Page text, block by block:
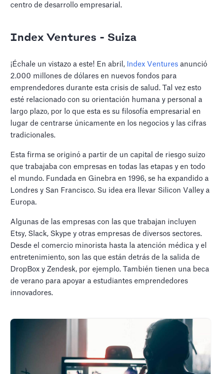
centro de desarrollo empresarial.
Index Ventures - Suiza
¡Échale un vistazo a este! En abril, Index Venturesanunció
2.000 millones de dólares en nuevos fondos para
emprendedores durante esta crisis de salud. Tal vez esto
esté relacionado con su orientación humana y personal a
largo plazo, por lo que esta es su filosofía empresarial en
lugar de centrarse únicamente en los negocios y las cifras
tradicionales.
Esta firma se originó a partir de un capital de riesgo suizo
que trabajaba con empresas en todas las etapas y en todo
el mundo. Fundada en Ginebra en 1996, se ha expandido a
Londres y San Francisco. Su idea era llevar Silicon Valley a
Europa.
Algunas de las empresas con las que trabajan incluyen
Etsy, Slack, Skype y otras empresas de diversos sectores.
Desde el comercio minorista hasta la atención médica y el
entretenimiento, son las que están detrás de la salida de
DropBox y Zendesk, por ejemplo. También tienen una beca
de verano para apoyar a estudiantes emprendedores
innovadores.